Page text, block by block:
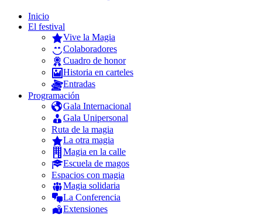
Inicio
El festival
Vive la Magia
Colaboradores
Cuadro de honor
Historia en carteles
Entradas
Programación
Gala Internacional
Gala Unipersonal
Ruta de la magia
La otra magia
Magia en la calle
Escuela de magos
Espacios con magia
Magia solidaria
La Conferencia
Extensiones